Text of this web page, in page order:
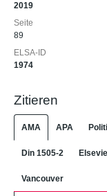
2019
Seite
89
ELSA-ID
1974
Zitieren
AMA APA
Din 1505-2
Vancouver